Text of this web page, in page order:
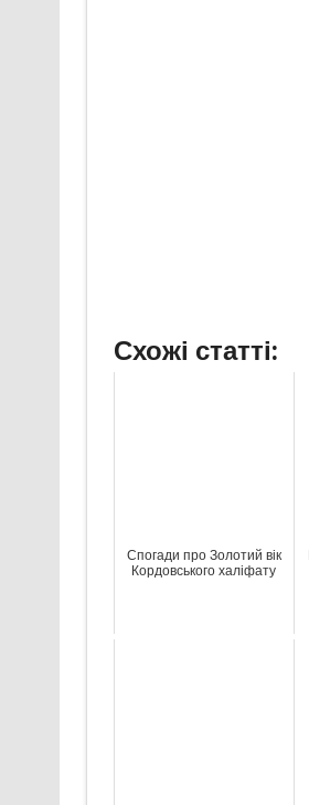
Схожі статті:
Спогади про Золотий вік
Кордовського халіфату